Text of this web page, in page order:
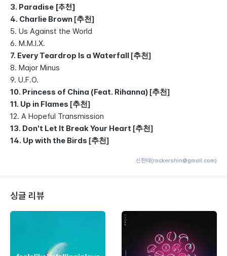
3. Paradise [추천]
4. Charlie Brown[추천]
5. Us Against the World
6. M.M.I.X.
7. Every Teardrop Is a Waterfall[추천]
8. Major Minus
9. U.F.O.
10. Princess of China (Feat. Rihanna)[추천]
11. Up in Flames [추천]
12. A Hopeful Transmission
13. Don't Let It Break Your Heart [추천]
14. Up with the Birds [추천]
신현태(rockershin@gmail.com)
싱글 리뷰